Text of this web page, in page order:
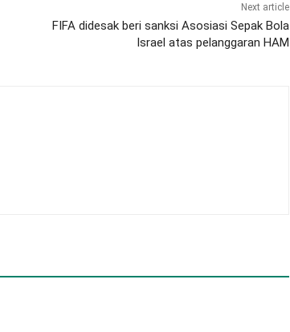
Next article
FIFA didesak beri sanksi Asosiasi Sepak Bola
Israel atas pelanggaran HAM